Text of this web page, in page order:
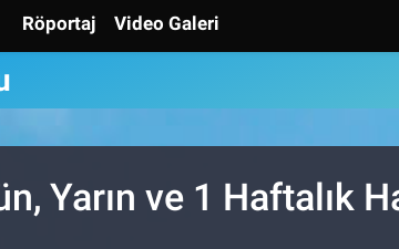
Röportaj Video Galeri
Yarın ve 1 Haftalık